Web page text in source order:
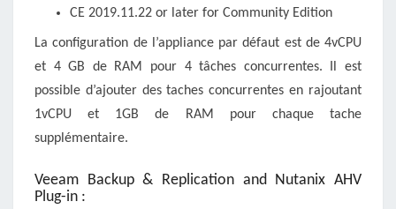
CE 2019.11.22 or later for Community Edition
La configuration de l’appliance par défaut est de 4vCPU
et 4 GB de RAM pour 4 tâches concurrentes. Il est
possible d’ajouter des taches concurrentes en rajoutant
1vCPU et 1GB de RAM pour chaque tache
supplémentaire.
Veeam Backup & Replication and Nutanix AHV
Plug-in :